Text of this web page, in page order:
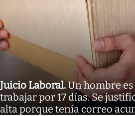
Juicio Laboral.Un hombre
trabajar por 17 días. Se
alta porque tenía correo